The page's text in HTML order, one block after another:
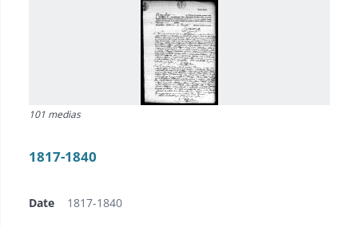
101 medias
1817-1840
Date 1817-1840